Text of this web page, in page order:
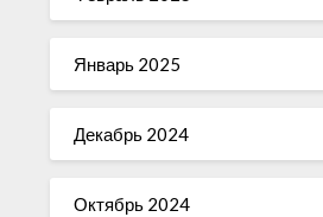
Январь 2025
Декабрь 2024
Октябрь 2024